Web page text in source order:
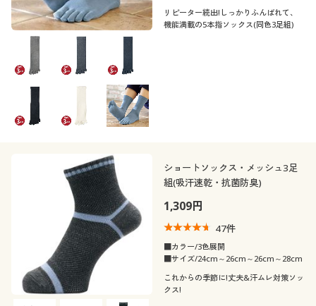
ジュニア・ティーンズ下着
大きいサイズ レディース服
大きいサイズ メンズ
バーゲンセール
シークレットセール
詳細検索
商品カテゴリ一覧
カタログ
カタログ・チラシからのご注文
デジタルカタログ
カタログ無料プレゼント
会員メニュー
マイページ
(4〜4.9)
靴・靴下サイ
24.5
30
リピーター続出!しっかりふんばれて、
機能満載の5本指ソックス(同色3足組)
ショートソックス・メッシュ3足
組(吸汗速乾・抗菌防臭)
1,309円
47件
■カラー/3色展開
■サイズ/24cm～26cm～26cm～28cm
これからの季節に!丈夫&汗ムレ対策ソッ
クス!